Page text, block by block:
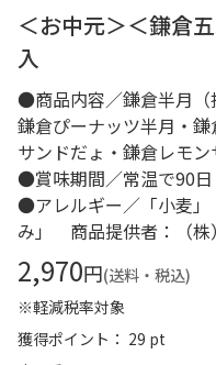
＜お中元＞＜鎌倉
入
●商品内容／鎌倉半月（
鎌倉ぴーナッツ半月・
サンドだょ・鎌倉レモ
●賞味期間／常温で90日
●アレルギー／「小麦」
み」 商品提供者：（株
2,970円(送料・税込)
※軽減税率対象
獲得ポイント： 29 pt